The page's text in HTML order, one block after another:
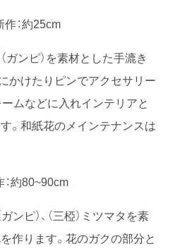
：約25cm
ガンピ）を素材とした手漉き
かけたりピンでアクセサリー
ームなどに入れインテリアと
。和紙花のメインテナンスは
約80~90cm
ンピ）、（三椏）ミツマタを素
作ります。花のガクの部分と